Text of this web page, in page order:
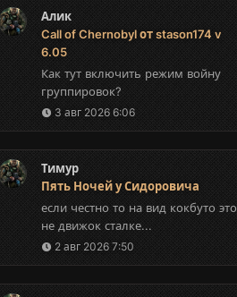
Алик
Call of Chernobyl от stason174 v
6.05
Как тут включить режим войну
группировок?
3 авг 2026 6:06
Тимур
Пять Ночей у Сидоровича
если честно то на вид кокбуто это
не движок сталке...
2 авг 2026 7:50